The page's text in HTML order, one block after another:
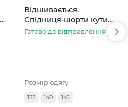
Відшивається.
Спідниця-шорти кутик
сіра в смужку
Готово до відправлення
Розмір одягу
122 140 146